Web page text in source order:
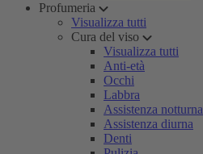
Profumeria
Visualizza tutti
Cura del viso
Visualizza tutti
Anti-età
Occhi
Labbra
Assistenza notturna
Assistenza diurna
Denti